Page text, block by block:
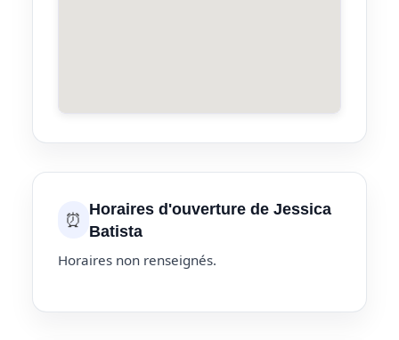
⏰ Horaires d'ouverture de Jessica
Batista
Horaires non renseignés.